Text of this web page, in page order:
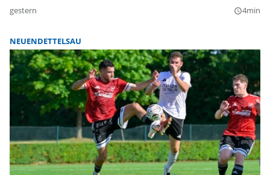
gestern query_builder4min
NEUENDETTELSAU